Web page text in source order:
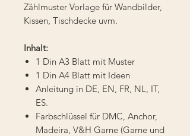
Zählmuster Vorlage für Wandbilder,
Kissen, Tischdecke uvm.
Inhalt:
1 Din A3 Blatt mit Muster
1 Din A4 Blatt mit Ideen
Anleitung in DE, EN, FR, NL, IT,
ES.
Farbschlüssel für DMC, Anchor,
Madeira, V&H Garne (Garne und